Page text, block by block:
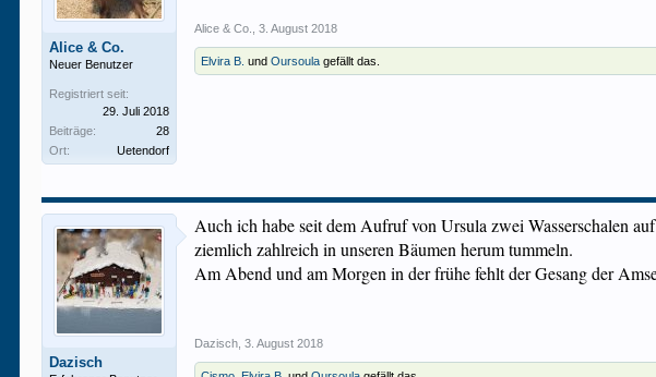
Alice & Co.
Neuer Benutzer
Registriert seit:
29. Juli 2018
Beiträge:
28
Ort:
Uetendorf
Alice & Co. 3. August 2018
Elvira B. undOursoula gefällt das.
Dazisch
Auch ich habe seit dem Aufruf von Ursula zwei Wasserschalen
ziemlich zahlreich in unseren Bäumen herum tummeln.
Am Abend und am Morgen in der frühe fehlt der Gesang der
Dazisch 3. August 2018